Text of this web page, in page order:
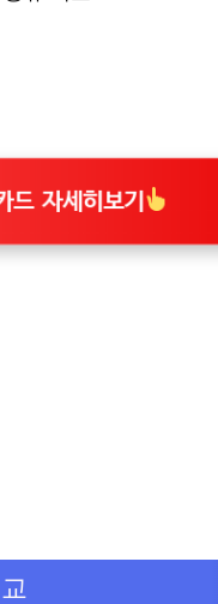
드 자세히보기